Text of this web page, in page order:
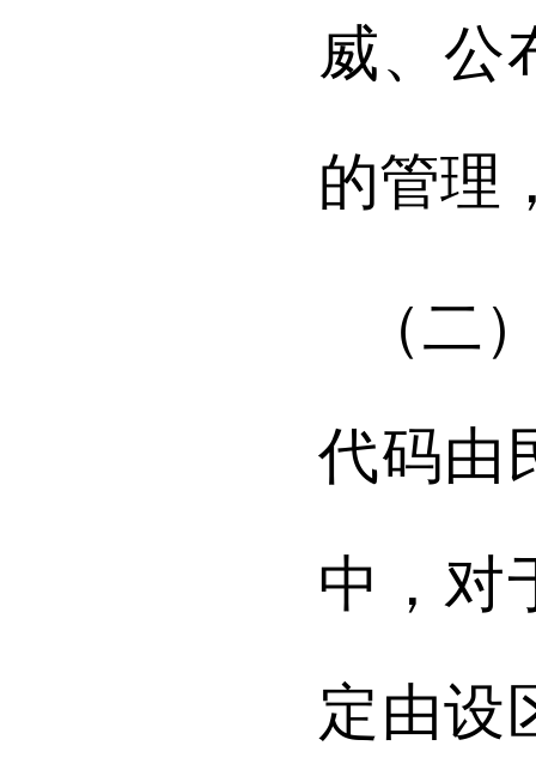
威、公
的管理
（二
代码由
中，对
定由设